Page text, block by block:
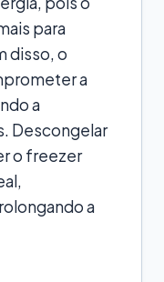
para
disso, o
a
a
Descongelar
o freezer
a